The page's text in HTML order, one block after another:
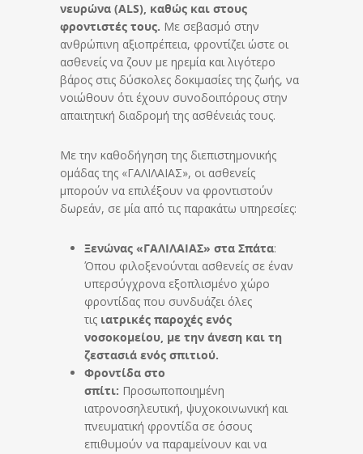
νευρώνα (ALS), καθώς και στους
φροντιστές τους. Με σεβασμό στην
ανθρώπινη αξιοπρέπεια, φροντίζει ώστε οι
ασθενείς να ζουν με ηρεμία και λιγότερο
βάρος στις δύσκολες δοκιμασίες της ζωής, να
νοιώθουν ότι έχουν συνοδοιπόρους στην
απαιτητική διαδρομή της ασθένειάς τους.
Με την καθοδήγηση της διεπιστημονικής
ομάδας της «ΓΑΛΙΛΑΙΑΣ», οι ασθενείς
μπορούν να επιλέξουν να φροντιστούν
δωρεάν, σε μία από τις παρακάτω υπηρεσίες:
Ξενώνας «ΓΑΛΙΛΑΙΑΣ» στα Σπάτα:
Όπου φιλοξενούνται ασθενείς σε έναν
υπερσύγχρονα εξοπλισμένο χώρο
φροντίδας που συνδυάζει όλες
τις ιατρικές παροχές ενός
νοσοκομείου, με την άνεση και τη
ζεστασιά ενός σπιτιού.
Φροντίδα στο
σπίτι: Προσωποποιημένη
ιατρονοσηλευτική, ψυχοκοινωνική και
πνευματική φροντίδα σε όσους
επιθυμούν να παραμείνουν και να